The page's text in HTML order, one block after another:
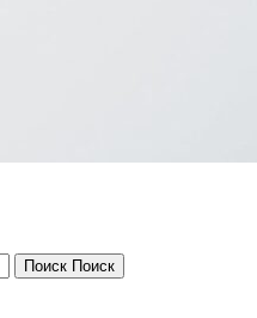
Поиск Поиск